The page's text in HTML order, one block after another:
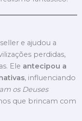
e ajudou a
perdidas,
Ele antecipou a
, influenciando
os Deuses
que brincam com